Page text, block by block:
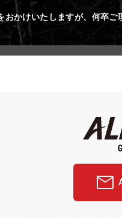
おかけいたしますが、何卒ご